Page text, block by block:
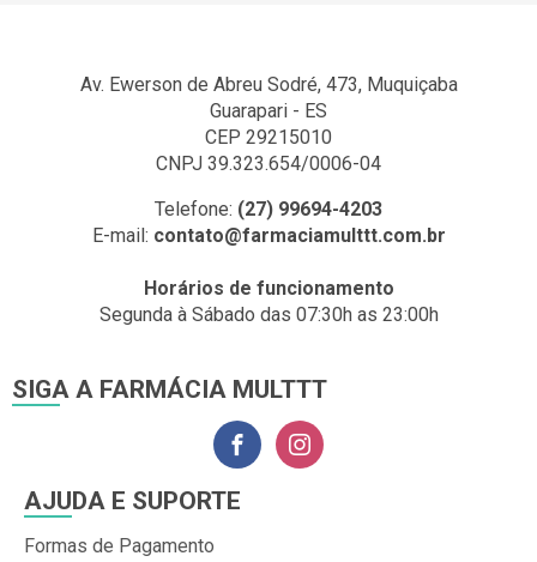
Av. Ewerson de Abreu Sodré, 473, Muquiçaba
Guarapari - ES
CEP 29215010
CNPJ 39.323.654/0006-04
Telefone: (27) 99694-4203
E-mail: contato@farmaciamulttt.com.br
Horários de funcionamento
Segunda à Sábado das 07:30h as 23:00h
SIGA A FARMÁCIA MULTTT
AJUDA E SUPORTE
Formas de Pagamento